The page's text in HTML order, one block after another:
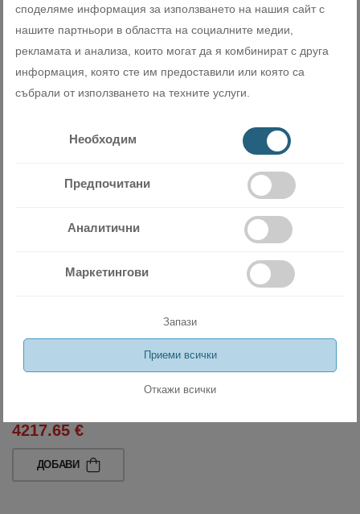
Термопомпа Midea M-Thermal Arctic Mono MHC-V16W/D2N8-B
9959.00 лв
5091.96 €
ДОБАВИ
Термопомпа Midea M-Thermal Arctic Mono MHC-V10W/D2N8-B
4217.65 €
ДОБАВИ
споделяме информация за използването на нашия сайт с
нашите партньори в областта на социалните медии,
рекламата и анализа, които могат да я комбинират с друга
информация, която сте им предоставили или която са
събрали от използването на техните услуги.
Необходим
Предпочитани
Аналитични
Маркетингови
Запази
Приеми всички
Откажи всички